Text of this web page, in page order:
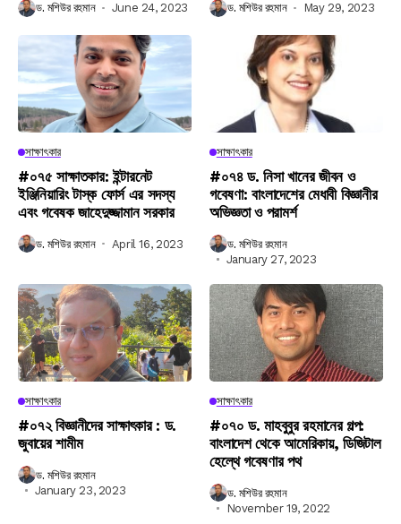
ড. মশিউর রহমান June 24, 2023 ড. মশিউর রহমান May 29, 2023
সাক্ষাৎকার
#০৭৫ সাক্ষাতকার: ইন্টারনেট
ইঞ্জিনিয়ারিং টাস্ক ফোর্স এর সদস্য
এবং গবেষক জাহেদুজ্জামান সরকার
ড. মশিউর রহমান April 16, 2023
সাক্ষাৎকার
#০৭৪ ড. নিসা খানের জীবন ও
গবেষণা: বাংলাদেশের মেধাবী বিজ্ঞানীর
অভিজ্ঞতা ও পরামর্শ
ড. মশিউর রহমান
January 27, 2023
সাক্ষাৎকার
#০৭২ বিজ্ঞানীদের সাক্ষাৎকার : ড.
জুবায়ের শামীম
ড. মশিউর রহমান
January 23, 2023
সাক্ষাৎকার
#০৭০ ড. মাহবুবুর রহমানের গল্প:
বাংলাদেশ থেকে আমেরিকায়, ডিজিটাল
হেল্থে গবেষণার পথ
ড. মশিউর রহমান
November 19, 2022